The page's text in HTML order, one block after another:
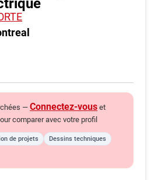
— Connectez-vous et
comparer avec votre profil
de projets Dessins techniques